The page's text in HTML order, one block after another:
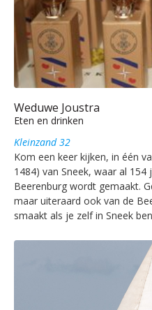
Weduwe Joustra
Eten en drinken
Kleinzand 32
Kom een keer kijken, in één
1484) van Sneek, waar al 154
Beerenburg wordt gemaakt.
maar uiteraard ook van de
smaakt als je zelf in Sneek